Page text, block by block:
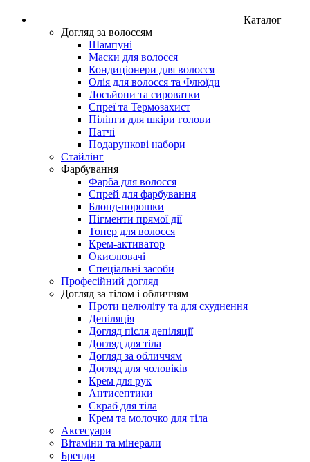
Каталог
Догляд за волоссям
Шампуні
Маски для волосся
Кондиціонери для волосся
Олія для волосся та Флюїди
Лосьйони та сироватки
Спреї та Термозахист
Пілінги для шкіри голови
Патчі
Подарункові набори
Стайлінг
Фарбування
Фарба для волосся
Спрей для фарбування
Блонд-порошки
Пігменти прямої дії
Тонер для волосся
Крем-активатор
Окислювачі
Спеціальні засоби
Професійний догляд
Догляд за тілом і обличчям
Проти целюліту та для схуднення
Депіляція
Догляд після депіляції
Догляд для тіла
Догляд за обличчям
Догляд для чоловіків
Крем для рук
Антисептики
Скраб для тіла
Крем та молочко для тіла
Аксесуари
Вітаміни та мінерали
Бренди